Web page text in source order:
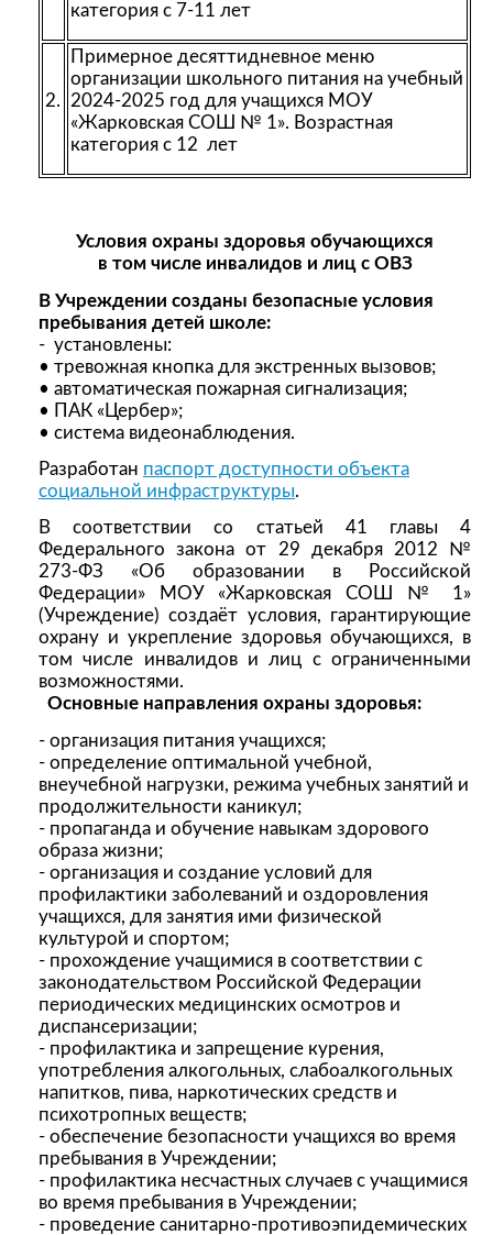
категория с 7-11 лет
2.
Примерное десяттидневное меню
организации школьного питания на учебный
2024-2025 год для учащихся МОУ
«Жарковская СОШ № 1». Возрастная
категория с 12 лет
Условия охраны здоровья обучающихся
в том числе инвалидов и лиц с ОВЗ
В Учреждении созданы безопасные условия
пребывания детей школе:
- установлены:
• тревожная кнопка для экстренных вызовов;
• автоматическая пожарная сигнализация;
• ПАК «Цербер»;
• система видеонаблюдения.
Разработан паспорт доступности объекта
социальной инфраструктуры.
В соответствии со статьей 41 главы 4
Федерального закона от 29 декабря 2012 №
273-ФЗ «Об образовании в Российской
Федерации» МОУ «Жарковская СОШ № 1»
(Учреждение) создаёт условия, гарантирующие
охрану и укрепление здоровья обучающихся, в
том числе инвалидов и лиц с ограниченными
возможностями.
Основные направления охраны здоровья:
- организация питания учащихся;
- определение оптимальной учебной,
внеучебной нагрузки, режима учебных занятий и
продолжительности каникул;
- пропаганда и обучение навыкам здорового
образа жизни;
- организация и создание условий для
профилактики заболеваний и оздоровления
учащихся, для занятия ими физической
культурой и спортом;
- прохождение учащимися в соответствии с
законодательством Российской Федерации
периодических медицинских осмотров и
диспансеризации;
- профилактика и запрещение курения,
употребления алкогольных, слабоалкогольных
напитков, пива, наркотических средств и
психотропных веществ;
- обеспечение безопасности учащихся во время
пребывания в Учреждении;
- профилактика несчастных случаев с учащимися
во время пребывания в Учреждении;
- проведение санитарно-противоэпидемических